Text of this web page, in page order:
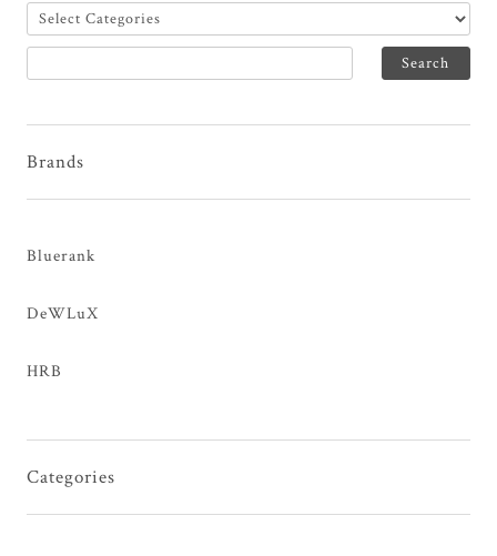
Brands
Bluerank
DeWLuX
HRB
Categories